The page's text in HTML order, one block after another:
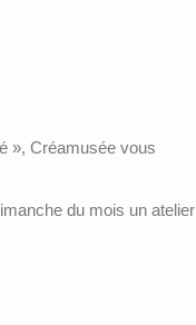
», Créamusée vous
du mois un atelier